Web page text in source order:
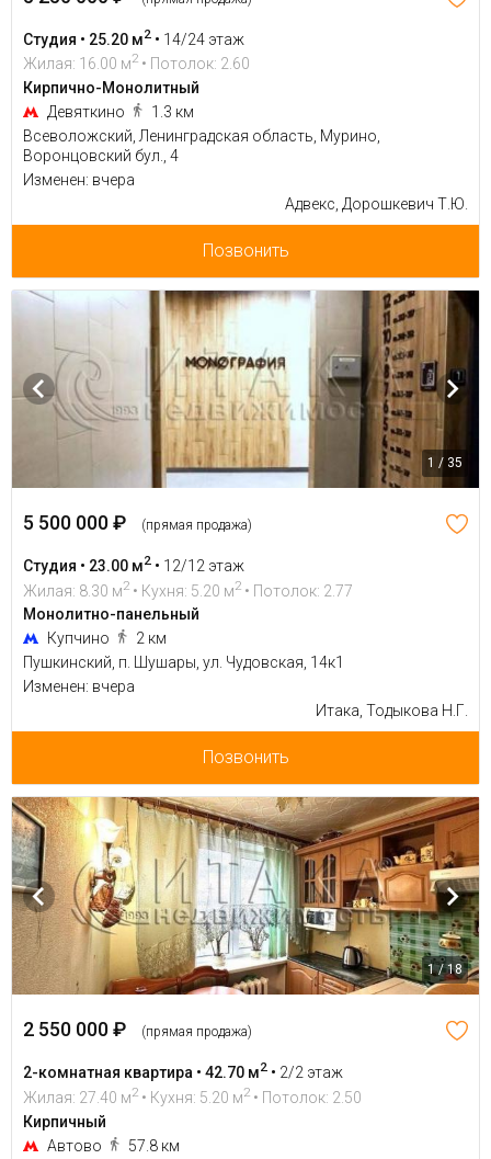
Студия • 25.20 м2 • 14/24 этаж
Жилая: 16.00 м2 • Потолок: 2.60
Кирпично-Монолитный
Девяткино
1.3 км
Всеволожский, Ленинградская область, Мурино,
Воронцовский бул., 4
Изменен: вчера
Адвекс, Дорошкевич Т.Ю.
Позвонить
1 / 35
5 500 000 ₽ (прямая продажа)
Студия • 23.00 м2 • 12/12 этаж
Жилая: 8.30 м2 • Кухня: 5.20 м2 • Потолок: 2.77
Монолитно-панельный
Купчино
2 км
Пушкинский, п. Шушары, ул. Чудовская, 14к1
Изменен: вчера
Итака, Тодыкова Н.Г.
Позвонить
1 / 18
2 550 000 ₽ (прямая продажа)
2-комнатная квартира • 42.70 м2 • 2/2 этаж
Жилая: 27.40 м2 • Кухня: 5.20 м2 • Потолок: 2.50
Кирпичный
Автово
57.8 км